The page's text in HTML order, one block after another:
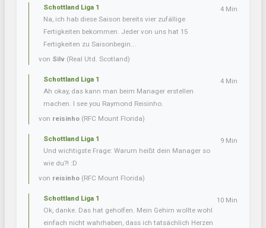
Schottland Liga 1
Na, ich hab diese Saison bereits vier zufällige
Fertigkeiten bekommen. Jeder von uns hat 15
Fertigkeiten zu Saisonbegin...
von Silv (Real Utd. Scotland)
4 Min
Schottland Liga 1
Ah okay, das kann man beim Manager erstellen
machen. I see you Raymond Reisinho.
von reisinho (RFC Mount Florida)
4 Min
Schottland Liga 1
Und wichtigste Frage: Warum heißt dein Manager so
wie du?! :D
von reisinho (RFC Mount Florida)
9 Min
Schottland Liga 1
Ok, danke. Das hat geholfen. Mein Gehirn wollte wohl
einfach nicht wahrhaben, dass ich tatsächlich Herzen
10 Min